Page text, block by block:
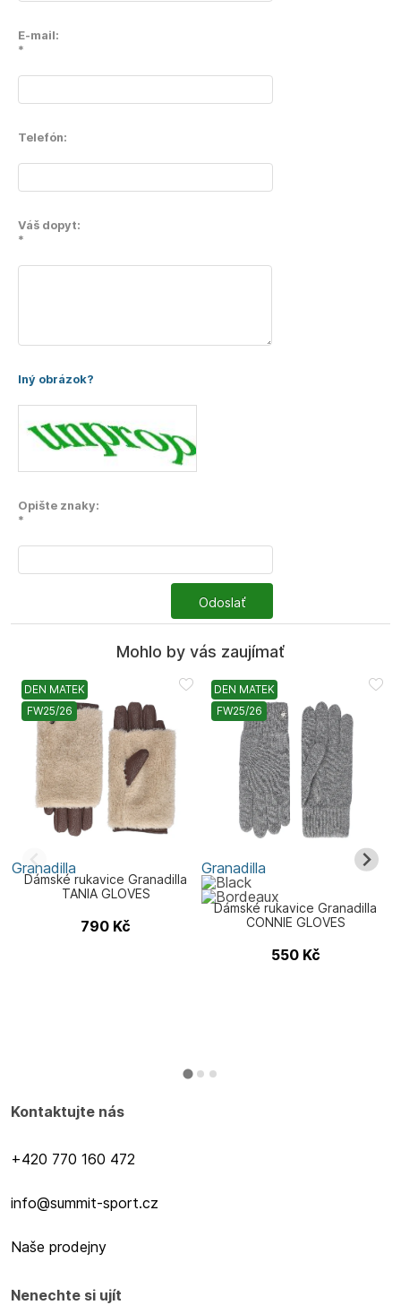
E-mail:
*
Telefón:
Váš dopyt:
*
Iný obrázok?
Opište znaky:
*
Odoslať
Mohlo by vás zaujímať
DEN MATEK
FW25/26
Granadilla
Dámské rukavice Granadilla
TANIA GLOVES
790 Kč
DEN MATEK
FW25/26
Granadilla
Dámské rukavice Granadilla
CONNIE GLOVES
550 Kč
Kontaktujte nás
+420 770 160 472
info@summit-sport.cz
Naše prodejny
Nenechte si ujít